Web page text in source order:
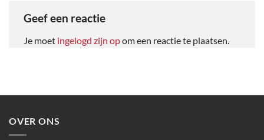
Geef een reactie
Je moet ingelogd zijn opom een reactie te plaatsen.
OVER ONS